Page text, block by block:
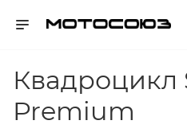
Квадроцикл
Premium